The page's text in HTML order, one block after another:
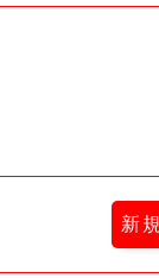
新